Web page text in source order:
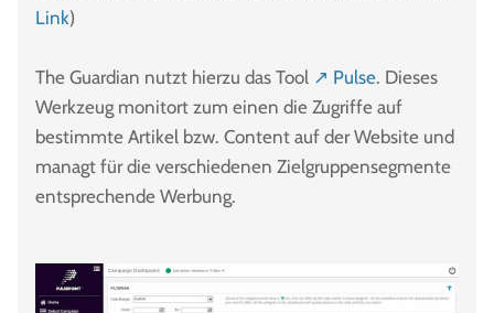
Link)
The Guardian nutzt hierzu das Tool ↗ Pulse. Dieses
Werkzeug monitort zum einen die Zugriffe auf
bestimmte Artikel bzw. Content auf der Website und
managt für die verschiedenen Zielgruppensegmente
entsprechende Werbung.